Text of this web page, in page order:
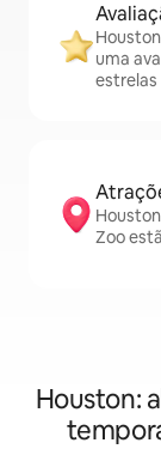
uma
estrelas
Zoo
Houston: